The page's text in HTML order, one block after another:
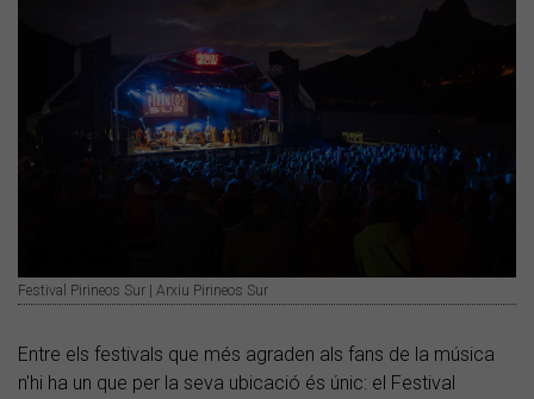
Festival Pirineos Sur | Arxiu Pirineos Sur
Entre els festivals que més agraden als fans de la música
n'hi ha un que per la seva ubicació és únic: el Festival